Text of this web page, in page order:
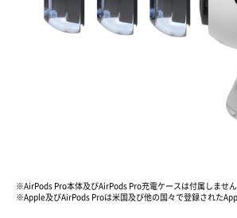
※AirPods Pro本体及びAirPods Pro充電ケースは付属しません
※Apple及びAirPods Proは米国及び他の国々で登録された